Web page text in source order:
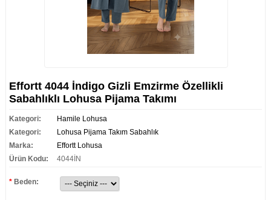
Effortt 4044 İndigo Gizli Emzirme Özellikli
Sabahlıklı Lohusa Pijama Takımı
Kategori:
Hamile Lohusa
Kategori:
Lohusa Pijama Takım Sabahlık
Marka:
Effortt Lohusa
Ürün Kodu:
4044İN
* Beden: